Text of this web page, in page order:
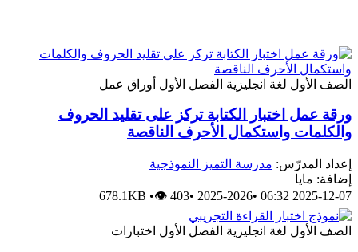
الأول لغة انجليزية الفصل الأول أوراق عمل
عمل اختبار الكتابة تركز على تقليد الحروف
واستكمال الأحرف الناقصة
المدرّس: مدرسة التميز النموذجية
مايا
2025-12-07
•
2025-2026
•
678.1KB •👁 403
الأول لغة انجليزية الفصل الأول اختبارات